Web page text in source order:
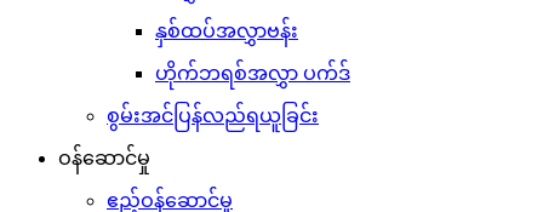
နှစ်ထပ်အလွှာဗန်း
ဟိုက်ဘရစ်အလွှာ ပက်ဒ်
စွမ်းအင်ပြန်လည်ရယူခြင်း
ဝန်ဆောင်မှု
ဧည့်ဝန်ဆောင်မှု